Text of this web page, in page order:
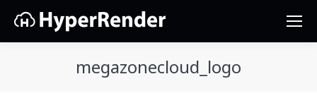
megazonecloud_logo